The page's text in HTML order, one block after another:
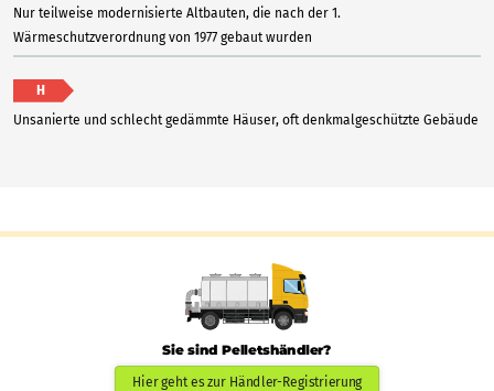
Nur teilweise modernisierte Altbauten, die nach der 1.
Wärmeschutzverordnung von 1977 gebaut wurden
H
Unsanierte und schlecht gedämmte Häuser, oft denkmalgeschützte Gebäude
Sie sind Pelletshändler?
Hier geht es zur Händler-Registrierung